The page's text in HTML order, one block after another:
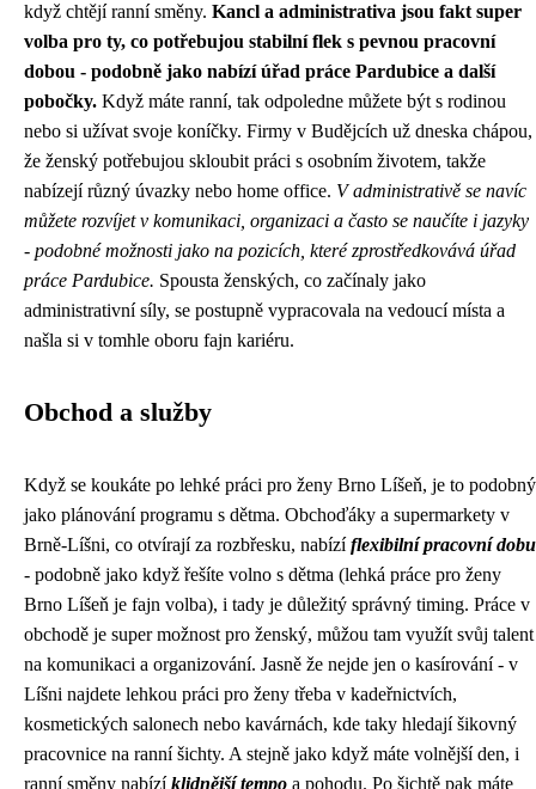
když chtějí ranní směny. Kancl a administrativa jsou fakt super
volba pro ty, co potřebujou stabilní flek s pevnou pracovní
dobou - podobně jako nabízí úřad práce Pardubice a další
pobočky. Když máte ranní, tak odpoledne můžete být s rodinou
nebo si užívat svoje koníčky. Firmy v Budějcích už dneska chápou,
že ženský potřebujou skloubit práci s osobním životem, takže
nabízejí různý úvazky nebo home office. V administrativě se navíc
můžete rozvíjet v komunikaci, organizaci a často se naučíte i jazyky
- podobné možnosti jako na pozicích, které zprostředkovává úřad
práce Pardubice. Spousta ženských, co začínaly jako
administrativní síly, se postupně vypracovala na vedoucí místa a
našla si v tomhle oboru fajn kariéru.
Obchod a služby
Když se koukáte po lehké práci pro ženy Brno Líšeň, je to podobný
jako plánování programu s dětma. Obchoďáky a supermarkety v
Brně-Líšni, co otvírají za rozbřesku, nabízíflexibilní pracovní dobu
- podobně jako když řešíte volno s dětma (lehká práce pro ženy
Brno Líšeň je fajn volba), i tady je důležitý správný timing. Práce v
obchodě je super možnost pro ženský, můžou tam využít svůj talent
na komunikaci a organizování. Jasně že nejde jen o kasírování - v
Líšni najdete lehkou práci pro ženy třeba v kadeřnictvích,
kosmetických salonech nebo kavárnách, kde taky hledají šikovný
pracovnice na ranní šichty. A stejně jako když máte volnější den, i
ranní směny nabízíklidnější tempo a pohodu. Po šichtě pak máte